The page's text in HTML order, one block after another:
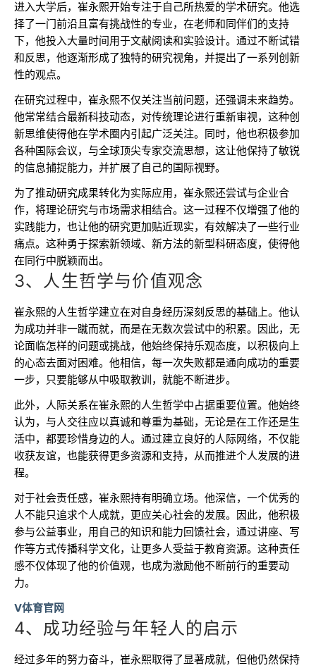
进入大学后，崔永熙开始专注于自己所热爱的学术研究。他选
择了一门前沿且富有挑战性的专业，在老师和同伴们的支持
下，他投入大量时间用于文献阅读和实验设计。通过不断试错
和反思，他逐渐形成了独特的研究视角，并提出了一系列创新
性的观点。
在研究过程中，崔永熙不仅关注当前问题，还强调未来趋势。
他常常结合最新科技动态，对传统理论进行重新审视，这种创
新思维使得他在学术圈内引起广泛关注。同时，他也积极参加
各种国际会议，与全球顶尖专家交流思想，这让他保持了敏锐
的信息捕捉能力，并扩展了自己的国际视野。
为了推动研究成果转化为实际应用，崔永熙还尝试与企业合
作，将理论研究与市场需求相结合。这一过程不仅增强了他的
实践能力，也让他的研究更加贴近现实，有效解决了一些行业
痛点。这种勇于探索新领域、新方法的新型科研态度，使得他
在同行中脱颖而出。
3、人生哲学与价值观念
崔永熙的人生哲学建立在对自身经历深刻反思的基础上。他认
为成功并非一蹴而就，而是在无数次尝试中的积累。因此，无
论面临怎样的问题或挑战，他始终保持乐观态度，以积极向上
的心态去面对困难。他相信，每一次失败都是通向成功的重要
一步，只要能够从中吸取教训，就能不断进步。
此外，人际关系在崔永熙的人生哲学中占据重要位置。他始终
认为，与人交往应以真诚和尊重为基础，无论是在工作还是生
活中，都要珍惜身边的人。通过建立良好的人际网络，不仅能
收获友谊，也能获得更多资源和支持，从而推进个人发展的进
程。
对于社会责任感，崔永熙持有明确立场。他深信，一个优秀的
人不能只追求个人成就，更应关心社会的发展。因此，他积极
参与公益事业，用自己的知识和能力回馈社会，通过讲座、写
作等方式传播科学文化，让更多人受益于教育资源。这种责任
感不仅体现了他的价值观，也成为激励他不断前行的重要动
力。
V体育官网
4、成功经验与年轻人的启示
经过多年的努力奋斗，崔永熙取得了显著成就，但他仍然保持